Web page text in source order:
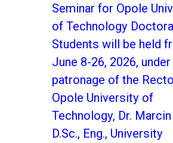
Seminar for Opole
of Technology
Students will be held
June 8-26, 2026,
patronage of the
Opole University of
Technology, Dr.
D.Sc., Eng., University